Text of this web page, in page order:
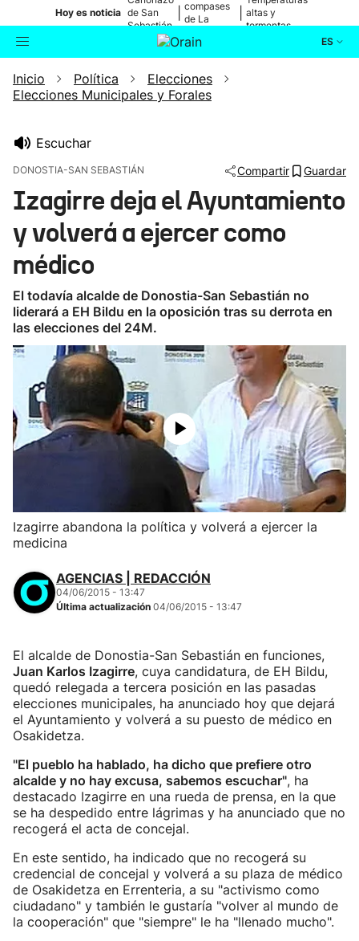
Hoy es noticia de San
Sebastián
compases
de La
altas y
tormentas
ES
Buscador Actualidad
Ikusmiran
Inicio Política
Elecciones
Elecciones Municipales y Forales
Escuchar
DONOSTIA-SAN SEBASTIÁN Compartir Guardar
Izagirre deja el Ayuntamiento
y volverá a ejercer como
médico
El todavía alcalde de Donostia-San Sebastián no
liderará a EH Bildu en la oposición tras su derrota en
las elecciones del 24M.
Izagirre abandona la política y volverá a ejercer la
medicina
AGENCIAS | REDACCIÓN
04/06/2015 - 13:47
Última actualización 04/06/2015 - 13:47
El alcalde de Donostia-San Sebastián en funciones,
Juan Karlos Izagirre, cuya candidatura, de EH Bildu,
quedó relegada a tercera posición en las pasadas
elecciones municipales, ha anunciado hoy que dejará
el Ayuntamiento y volverá a su puesto de médico en
Osakidetza.
"El pueblo ha hablado, ha dicho que prefiere otro
alcalde y no hay excusa, sabemos escuchar", ha
destacado Izagirre en una rueda de prensa, en la que
se ha despedido entre lágrimas y ha anunciado que no
recogerá el acta de concejal.
En este sentido, ha indicado que no recogerá su
credencial de concejal y volverá a su plaza de médico
de Osakidetza en Errenteria, a su "activismo como
ciudadano" y también le gustaría "volver al mundo de
la cooperación" que "siempre" le ha "llenado mucho".